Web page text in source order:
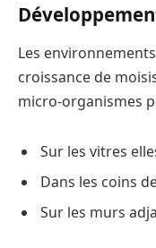
Les
croissance de
micro-organismes
Sur les vitres
Dans les coins
Sur les murs